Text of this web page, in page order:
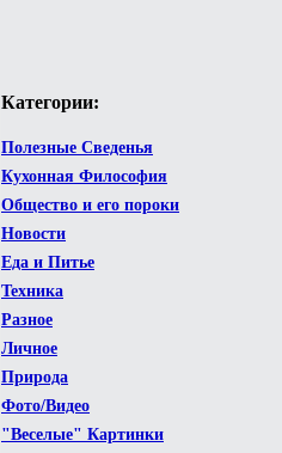
Категории:
Полезные Сведенья
Кухонная Философия
Общество и его пороки
Новости
Еда и Питье
Техника
Разное
Личное
Природа
Фото/Видео
"Веселые" Картинки